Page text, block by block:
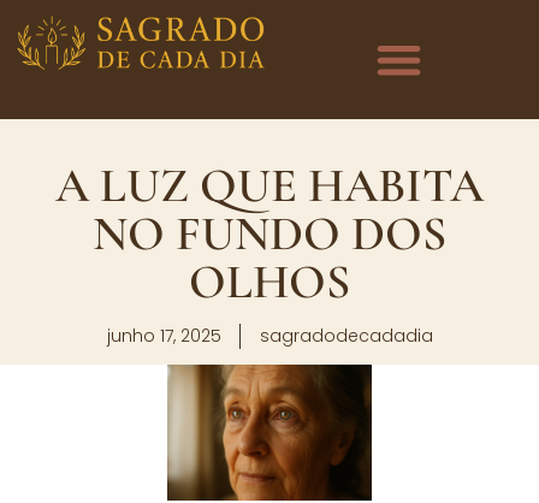
A LUZ QUE HABITA
NO FUNDO DOS
OLHOS
junho 17, 2025 sagradodecadadia